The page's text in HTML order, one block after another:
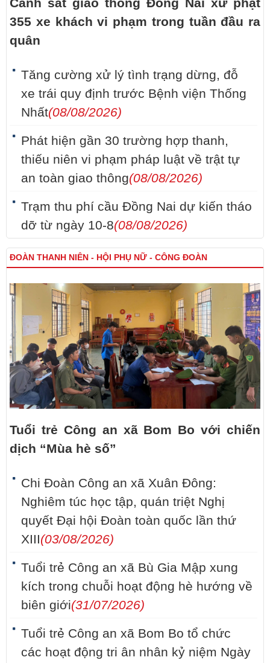
Cảnh sát giao thông Đồng Nai xử phạt
355 xe khách vi phạm trong tuần đầu ra
quân
Tăng cường xử lý tình trạng dừng, đỗ
xe trái quy định trước Bệnh viện Thống
Nhất(08/08/2026)
Phát hiện gần 30 trường hợp thanh,
thiếu niên vi phạm pháp luật về trật tự
an toàn giao thông(08/08/2026)
Trạm thu phí cầu Đồng Nai dự kiến tháo
dỡ từ ngày 10-8(08/08/2026)
ĐOÀN THANH NIÊN - HỘI PHỤ NỮ - CÔNG ĐOÀN
Tuổi trẻ Công an xã Bom Bo với chiến
dịch “Mùa hè số”
Chi Đoàn Công an xã Xuân Đông:
Nghiêm túc học tập, quán triệt Nghị
quyết Đại hội Đoàn toàn quốc lần thứ
XIII(03/08/2026)
Tuổi trẻ Công an xã Bù Gia Mập xung
kích trong chuỗi hoạt động hè hướng về
biên giới(31/07/2026)
Tuổi trẻ Công an xã Bom Bo tổ chức
các hoạt động tri ân nhân kỷ niệm Ngày